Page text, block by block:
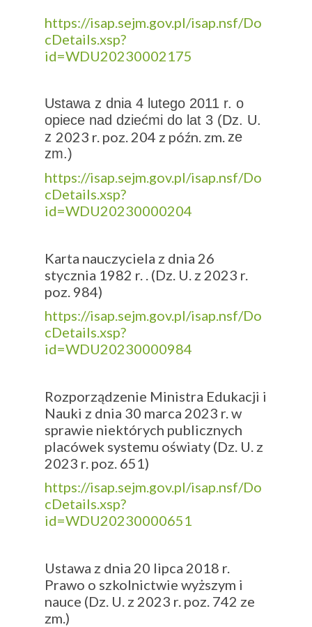
https://isap.sejm.gov.pl/isap.nsf/Do
cDetails.xsp?
id=WDU20230002175
Ustawa z dnia 4 lutego 2011 r. o
opiece nad dziećmi do lat 3 (Dz. U.
z 2023 r. poz. 204 z późn. zm. ze
zm.)
https://isap.sejm.gov.pl/isap.nsf/Do
cDetails.xsp?
id=WDU20230000204
Karta nauczyciela z dnia 26
stycznia 1982 r. . (Dz. U. z 2023 r.
poz. 984)
https://isap.sejm.gov.pl/isap.nsf/Do
cDetails.xsp?
id=WDU20230000984
Rozporządzenie Ministra Edukacji i
Nauki z dnia 30 marca 2023 r. w
sprawie niektórych publicznych
placówek systemu oświaty (Dz. U. z
2023 r. poz. 651)
https://isap.sejm.gov.pl/isap.nsf/Do
cDetails.xsp?
id=WDU20230000651
Ustawa z dnia 20 lipca 2018 r.
Prawo o szkolnictwie wyższym i
nauce (Dz. U. z 2023 r. poz. 742 ze
zm.)